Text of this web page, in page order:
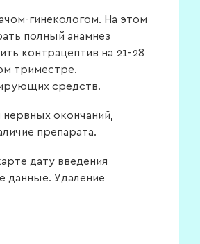
гинекологом. На этом
полный анамнез
контрацептив на 21-28
триместре.
средств.
окончаний,
препарата.
дату введения
данные. Удаление